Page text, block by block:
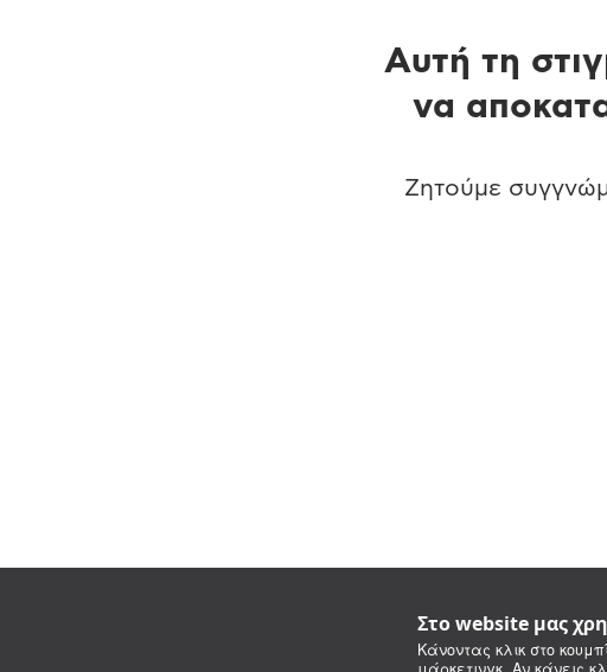
Στο website μας
Κάνοντας κλικ στο
Αυτή τη
να
Ζητούμε